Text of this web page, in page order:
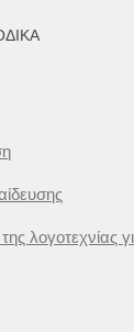
λογοτεχνίας